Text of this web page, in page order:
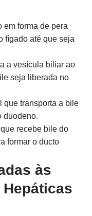
em forma de pera
fígado até que seja
a vesícula biliar ao
seja liberada no
que transporta a bile
duodeno.
recebe bile do
formar o ducto
às